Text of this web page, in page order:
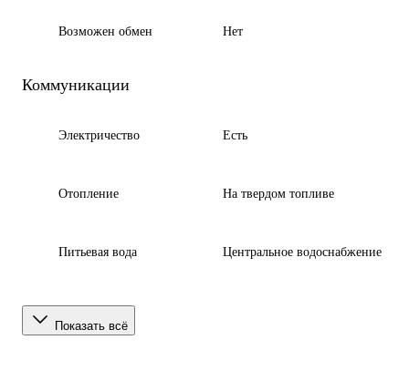
Возможен обмен Нет
Коммуникации
Электричество Есть
Отопление На твердом топливе
Питьевая вода Центральное водоснабжение
Показать всё